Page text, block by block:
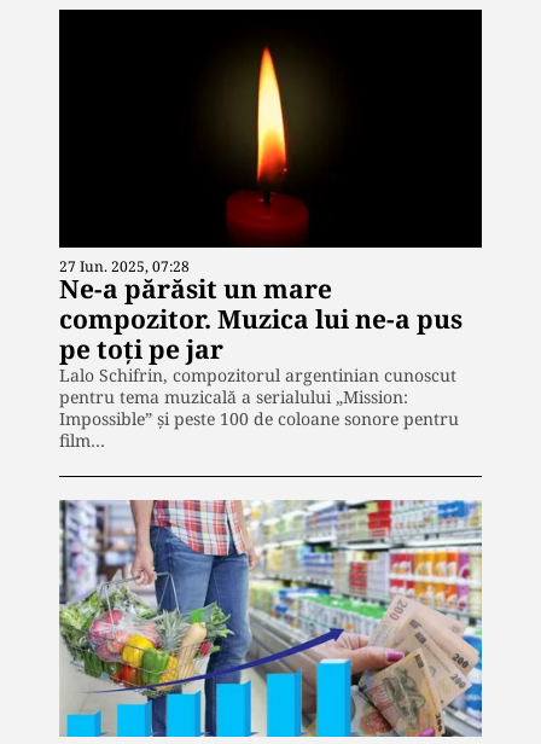
27 Iun. 2025, 07:28
Ne-a părăsit un mare
compozitor. Muzica lui ne-a pus
pe toți pe jar
Lalo Schifrin, compozitorul argentinian cunoscut
pentru tema muzicală a serialului „Mission:
Impossible” și peste 100 de coloane sonore pentru
film…